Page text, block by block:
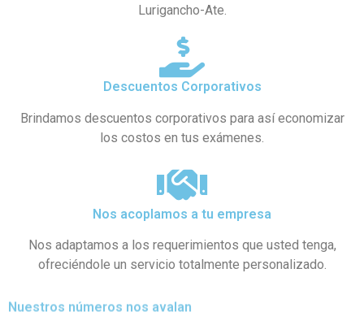
Lurigancho-Ate.
Descuentos Corporativos
Brindamos descuentos corporativos para así economizar
los costos en tus exámenes.
Nos acoplamos a tu empresa
Nos adaptamos a los requerimientos que usted tenga,
ofreciéndole un servicio totalmente personalizado.
Nuestros números nos avalan